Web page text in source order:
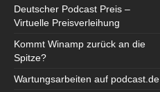
Deutscher Podcast Preis –
Virtuelle Preisverleihung
Kommt Winamp zurück an die
Spitze?
Wartungsarbeiten auf podcast.de